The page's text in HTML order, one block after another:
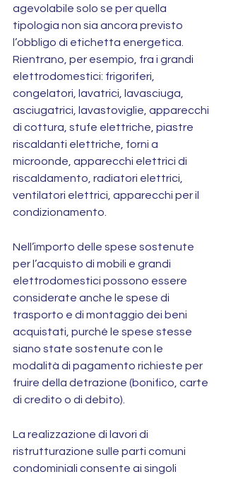
agevolabile solo se per quella
tipologia non sia ancora previsto
l’obbligo di etichetta energetica.
Rientrano, per esempio, fra i grandi
elettrodomestici: frigoriferi,
congelatori, lavatrici, lavasciuga,
asciugatrici, lavastoviglie, apparecchi
di cottura, stufe elettriche, piastre
riscaldanti elettriche, forni a
microonde, apparecchi elettrici di
riscaldamento, radiatori elettrici,
ventilatori elettrici, apparecchi per il
condizionamento.
Nell’importo delle spese sostenute
per l’acquisto di mobili e grandi
elettrodomestici possono essere
considerate anche le spese di
trasporto e di montaggio dei beni
acquistati, purché le spese stesse
siano state sostenute con le
modalità di pagamento richieste per
fruire della detrazione (bonifico, carte
di credito o di debito).
La realizzazione di lavori di
ristrutturazione sulle parti comuni
condominiali consente ai singoli